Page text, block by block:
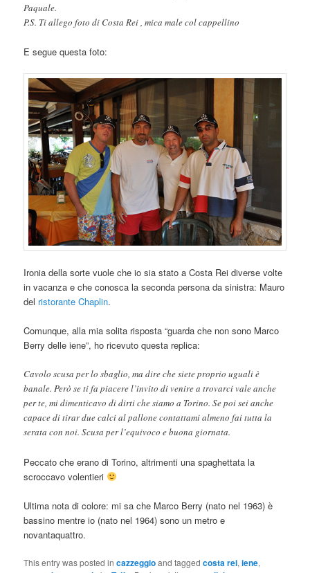
Paquale.
P.S. Ti allego foto di Costa Rei , mica male col cappellino
E segue questa foto:
Ironia della sorte vuole che io sia stato a Costa Rei diverse volte
in vacanza e che conosca la seconda persona da sinistra: Mauro
del ristorante Chaplin.
Comunque, alla mia solita risposta “guarda che non sono Marco
Berry delle iene”, ho ricevuto questa replica:
Cavolo scusa per lo sbaglio, ma dire che siete proprio uguali è
banale. Però se ti fa piacere l’invito di venire a trovarci vale anche
per te, mi dimenticavo di dirti che siamo a Torino. Se poi sei anche
capace di tirar due calci al pallone contattami almeno fai tutta la
serata con noi. Scusa per l’equivoco e buona giornata.
Peccato che erano di Torino, altrimenti una spaghettata la
scroccavo volentieri
Ultima nota di colore: mi sa che Marco Berry (nato nel 1963) è
bassino mentre io (nato nel 1964) sono un metro e
novantaquattro.
This entry was posted incazzeggioand taggedcosta rei,iene,